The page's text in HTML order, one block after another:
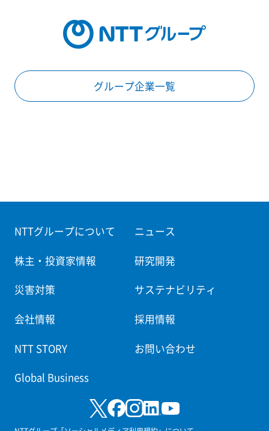
グループ企業一覧
NTTグループについて ニュース
株主・投資家情報 研究開発
災害対策 サステナビリティ
会社情報 採用情報
NTT STORY お問い合わせ
Global Business